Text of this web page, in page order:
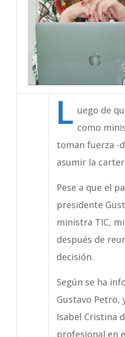
L uego de
como
toman fuerza -
asumir la
Pese a que el
presidente
ministra TIC,
después de
decisión.
Según se ha
Gustavo Petro,
Isabel Cristina
profesional en